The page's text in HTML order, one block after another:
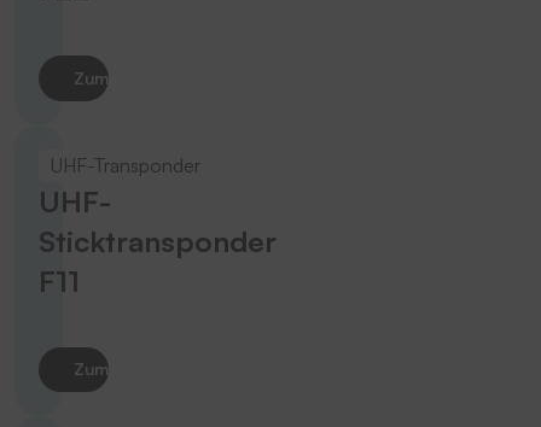
Zum Produkt
UHF-Transponder
UHF-
Sticktransponder
F11
Zum Produkt